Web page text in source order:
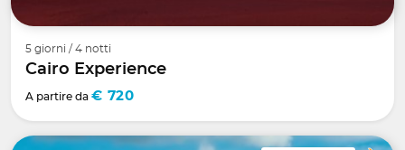
5 giorni / 4 notti
Cairo Experience
A partire da € 720